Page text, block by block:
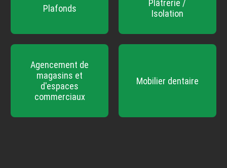
Plafonds
Plâtrerie /
Isolation
Agencement de
magasins et
d'espaces
commerciaux
Mobilier dentaire